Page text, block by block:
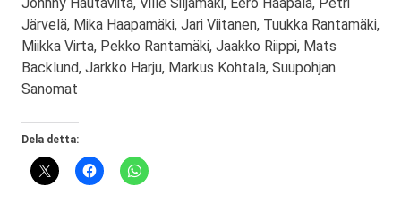
Järvelä, Mika Haapamäki, Jari Viitanen, Tuukka Rantamäki,
Miikka Virta, Pekko Rantamäki, Jaakko Riippi, Mats
Backlund, Jarkko Harju, Markus Kohtala, Suupohjan
Sanomat
Dela detta: